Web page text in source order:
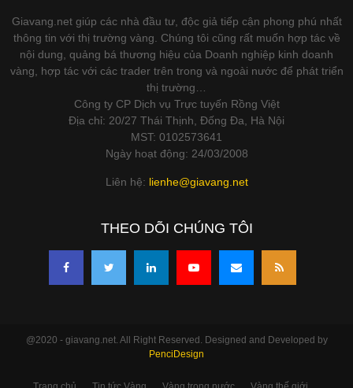
Giavang.net giúp các nhà đầu tư, độc giả tiếp cận phong phú nhất
thông tin với thị trường vàng. Chúng tôi cũng rất muốn hợp tác về
nội dung, quảng bá thương hiệu của Doanh nghiệp kinh doanh
vàng, hợp tác với các trader trên trong và ngoài nước để phát triển
thị trường…
Công ty CP Dịch vụ Trực tuyến Rồng Việt
Địa chỉ: 20/27 Thái Thịnh, Đống Đa, Hà Nội
MST: 0102573641
Ngày hoạt động: 24/03/2008
Liên hệ: lienhe@giavang.net
THEO DÕI CHÚNG TÔI
@2020 - giavang.net. All Right Reserved. Designed and Developed by
PenciDesign